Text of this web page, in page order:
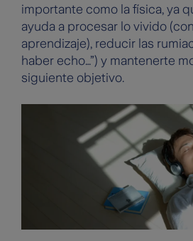
importante como la física, ya
ayuda a procesar lo vivido
aprendizaje), reducir las
haber echo…”) y mantenerte
siguiente objetivo.